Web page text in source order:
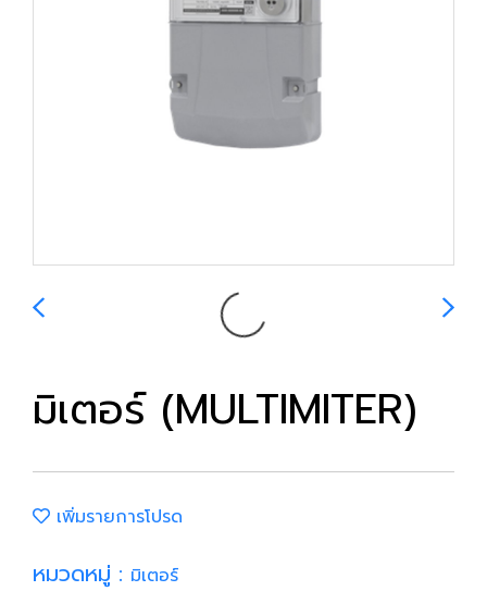
มิเตอร์ (MULTIMITER)
เพิ่มรายการโปรด
หมวดหมู่ : มิเตอร์